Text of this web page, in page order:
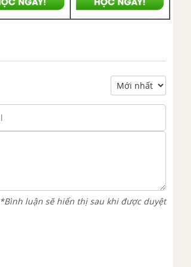
*Bình luận sẽ hiển thị sau khi được duyệt